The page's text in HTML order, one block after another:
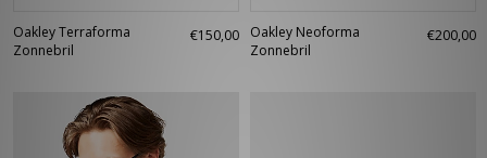
Oakley Terraforma
Zonnebril
€150,00
Oakley Neoforma
Zonnebril
€200,00